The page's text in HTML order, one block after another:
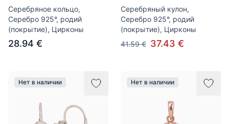
Серебряное кольцо,
Серебро 925°, родий
(покрытие), Цирконы
28.94 €
Серебряный кулон,
Серебро 925°, родий
(покрытие), Цирконы
41.59 € 37.43 €
Нет в наличии Нет в наличии